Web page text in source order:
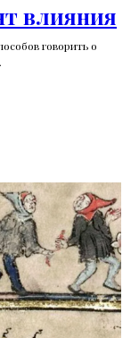
влияния
говорить о